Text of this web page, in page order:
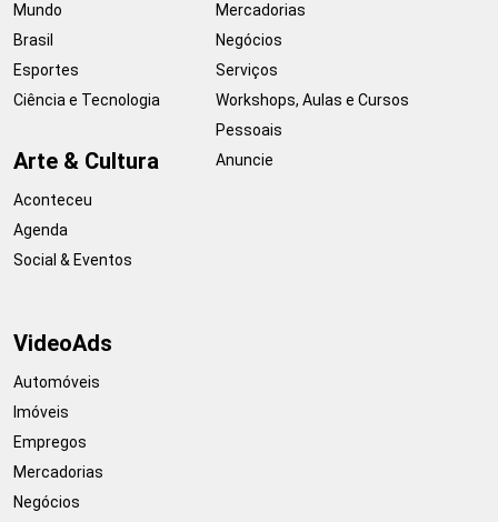
Mundo
Brasil
Esportes
Ciência e Tecnologia
Arte & Cultura
Aconteceu
Agenda
Social & Eventos
Mercadorias
Negócios
Serviços
Workshops, Aulas e Cursos
Pessoais
Anuncie
VideoAds
Automóveis
Imóveis
Empregos
Mercadorias
Negócios